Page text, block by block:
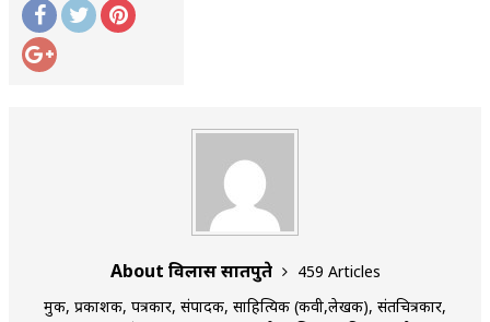
About विलास सातपुते
459 Articles
मुद्रक, प्रकाशक, पत्रकार, संपादक, साहित्यिक (कवी,लेखक), संतचित्रकार,